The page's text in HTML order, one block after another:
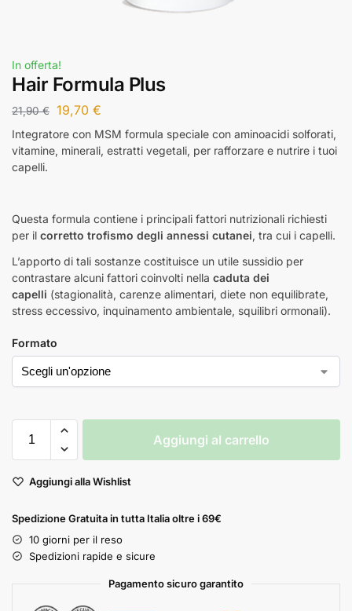
In offerta!
Hair Formula Plus
21,90€ 19,70 €
Integratore con MSM formula speciale con aminoacidi solforati,
vitamine, minerali, estratti vegetali, per rafforzare e nutrire i tuoi
capelli.
Questa formula contiene i principali fattori nutrizionali richiesti
per il corretto trofismo degli annessi cutanei, tra cui i capelli.
L’apporto di tali sostanze costituisce un utile sussidio per
contrastare alcuni fattori coinvolti nella caduta dei
capelli (stagionalità, carenze alimentari, diete non equilibrate,
stress eccessivo, inquinamento ambientale, squilibri ormonali).
Formato
Aggiungi al carrello
Aggiungi alla Wishlist
Spedizione Gratuita in tutta Italia oltre i 69€
10 giorni per il reso
Spedizioni rapide e sicure
Pagamento sicuro garantito